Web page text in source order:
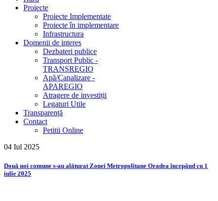
Proiecte
Proiecte Implementate
Proiecte în implementare
Infrastructura
Domenii de interes
Dezbateri publice
Transport Public -
TRANSREGIO
Apă/Canalizare -
APAREGIO
Atragere de investiții
Legaturi Utile
Transparență
Contact
Petitii Online
04 Iul 2025
Două noi comune s-au alăturat Zonei Metropolitane Oradea începând cu 1
iulie 2025